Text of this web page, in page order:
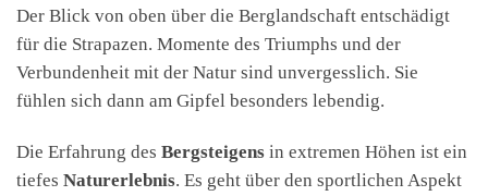
Der Blick von oben über die Berglandschaft entschädigt
für die Strapazen. Momente des Triumphs und der
Verbundenheit mit der Natur sind unvergesslich. Sie
fühlen sich dann am Gipfel besonders lebendig.
Die Erfahrung des Bergsteigens in extremen Höhen ist ein
tiefes Naturerlebnis. Es geht über den sportlichen Aspekt